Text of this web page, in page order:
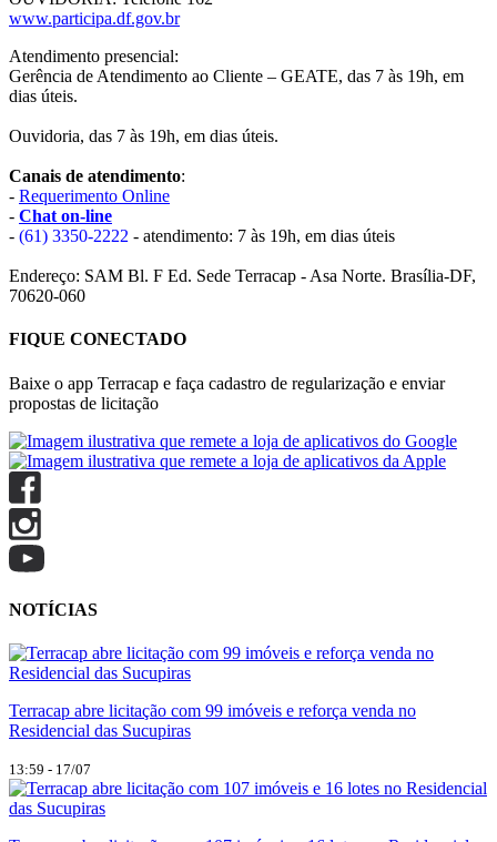
www.participa.df.gov.br
Atendimento presencial:
Gerência de Atendimento ao Cliente – GEATE, das 7 às 19h, em
dias úteis.
Ouvidoria, das 7 às 19h, em dias úteis.
Canais de atendimento:
- Requerimento Online
- Chat on-line
- (61) 3350-2222 - atendimento: 7 às 19h, em dias úteis
Endereço: SAM Bl. F Ed. Sede Terracap - Asa Norte. Brasília-DF,
70620-060
FIQUE CONECTADO
Baixe o app Terracap e faça cadastro de regularização e enviar
propostas de licitação
NOTÍCIAS
Terracap abre licitação com 99 imóveis e reforça venda no
Residencial das Sucupiras
13:59 - 17/07